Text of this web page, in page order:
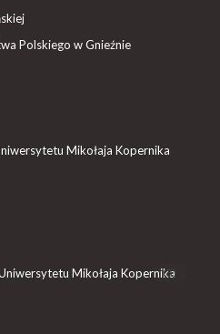
Polskiego w Gnieźnie
Mikołaja Kopernika
Mikołaja Kopernika
(3)